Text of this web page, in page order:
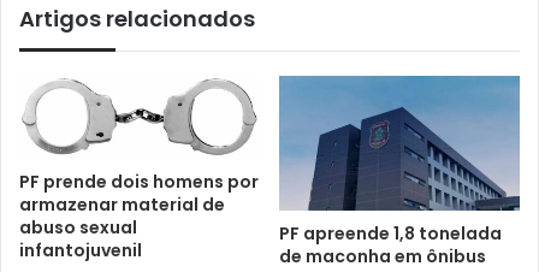
Artigos relacionados
PF prende dois homens por
armazenar material de
abuso sexual
infantojuvenil
PF apreende 1,8 tonelada
de maconha em ônibus